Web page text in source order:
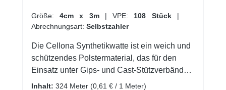
Größe: 4cm x 3m | VPE: 108 Stück |
Abrechnungsart: Selbstzahler
Die Cellona Synthetikwatte ist ein weich und
schützendes Polstermaterial, das für den
Einsatz unter Gips- und Cast-Stützverbänden
sowie bei Schienen- und
Inhalt: 324 Meter (0,61 € / 1 Meter)